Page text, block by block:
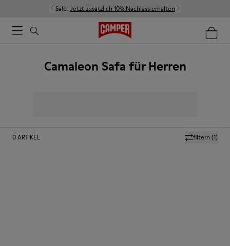
Sale: Jetzt zusätzlich 10% Nachlass erhalten
Camaleon Safa für Herren
filtern (1)
0ARTIKEL